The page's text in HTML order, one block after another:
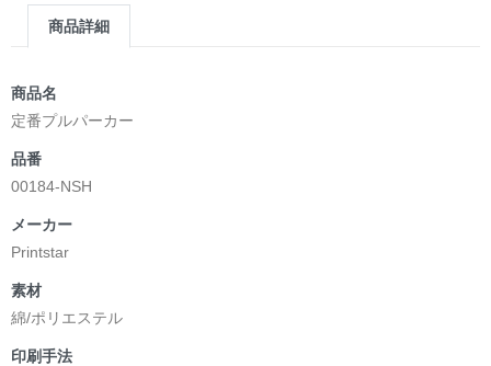
商品詳細
商品名
定番プルパーカー
品番
00184-NSH
メーカー
Printstar
素材
綿/ポリエステル
印刷手法